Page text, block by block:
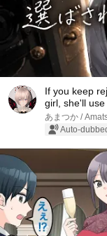
If you keep
girl, she'll use
あまつか /
Auto-